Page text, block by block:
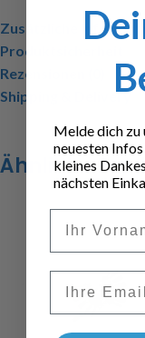
Zusätzliche
Produktsicherheit
Rezensionen (0)
Shipping & Delivery
Ähnliche
Melde dich zu
neuesten
kleines
nächsten